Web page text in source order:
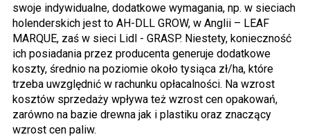
swoje indywidualne, dodatkowe wymagania, np. w sieciach
holenderskich jest to AH-DLL GROW, w Anglii – LEAF
MARQUE, zaś w sieci Lidl - GRASP. Niestety, konieczność
ich posiadania przez producenta generuje dodatkowe
koszty, średnio na poziomie około tysiąca zł/ha, które
trzeba uwzględnić w rachunku opłacalności. Na wzrost
kosztów sprzedaży wpływa też wzrost cen opakowań,
zarówno na bazie drewna jak i plastiku oraz znaczący
wzrost cen paliw.